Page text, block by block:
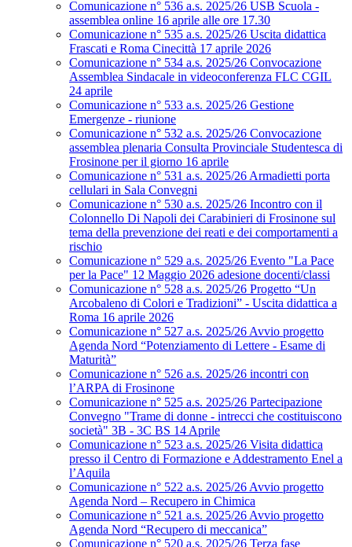
Comunicazione n° 536 a.s. 2025/26 USB Scuola -
assemblea online 16 aprile alle ore 17.30
Comunicazione n° 535 a.s. 2025/26 Uscita didattica
Frascati e Roma Cinecittà 17 aprile 2026
Comunicazione n° 534 a.s. 2025/26 Convocazione
Assemblea Sindacale in videoconferenza FLC CGIL
24 aprile
Comunicazione n° 533 a.s. 2025/26 Gestione
Emergenze - riunione
Comunicazione n° 532 a.s. 2025/26 Convocazione
assemblea plenaria Consulta Provinciale Studentesca di
Frosinone per il giorno 16 aprile
Comunicazione n° 531 a.s. 2025/26 Armadietti porta
cellulari in Sala Convegni
Comunicazione n° 530 a.s. 2025/26 Incontro con il
Colonnello Di Napoli dei Carabinieri di Frosinone sul
tema della prevenzione dei reati e dei comportamenti a
rischio
Comunicazione n° 529 a.s. 2025/26 Evento "La Pace
per la Pace" 12 Maggio 2026 adesione docenti/classi
Comunicazione n° 528 a.s. 2025/26 Progetto “Un
Arcobaleno di Colori e Tradizioni” - Uscita didattica a
Roma 16 aprile 2026
Comunicazione n° 527 a.s. 2025/26 Avvio progetto
Agenda Nord “Potenziamento di Lettere - Esame di
Maturità”
Comunicazione n° 526 a.s. 2025/26 incontri con
l’ARPA di Frosinone
Comunicazione n° 525 a.s. 2025/26 Partecipazione
Convegno "Trame di donne - intrecci che costituiscono
società" 3B - 3C BS 14 Aprile
Comunicazione n° 523 a.s. 2025/26 Visita didattica
presso il Centro di Formazione e Addestramento Enel a
l’Aquila
Comunicazione n° 522 a.s. 2025/26 Avvio progetto
Agenda Nord – Recupero in Chimica
Comunicazione n° 521 a.s. 2025/26 Avvio progetto
Agenda Nord “Recupero di meccanica”
Comunicazione n° 520 a.s. 2025/26 Terza fase